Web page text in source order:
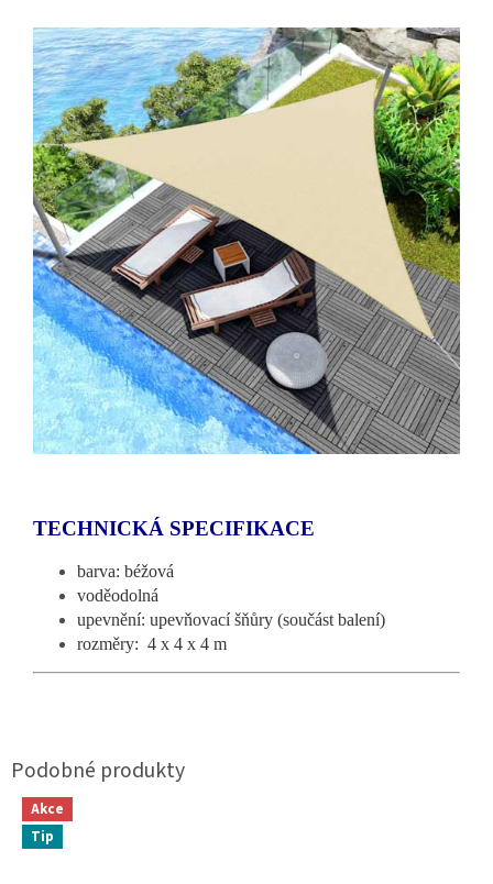
TECHNICKÁ SPECIFIKACE
barva: béžová
voděodolná
upevnění: upevňovací šňůry (součást balení)
rozměry: 4 x 4 x 4 m
Akce
Tip